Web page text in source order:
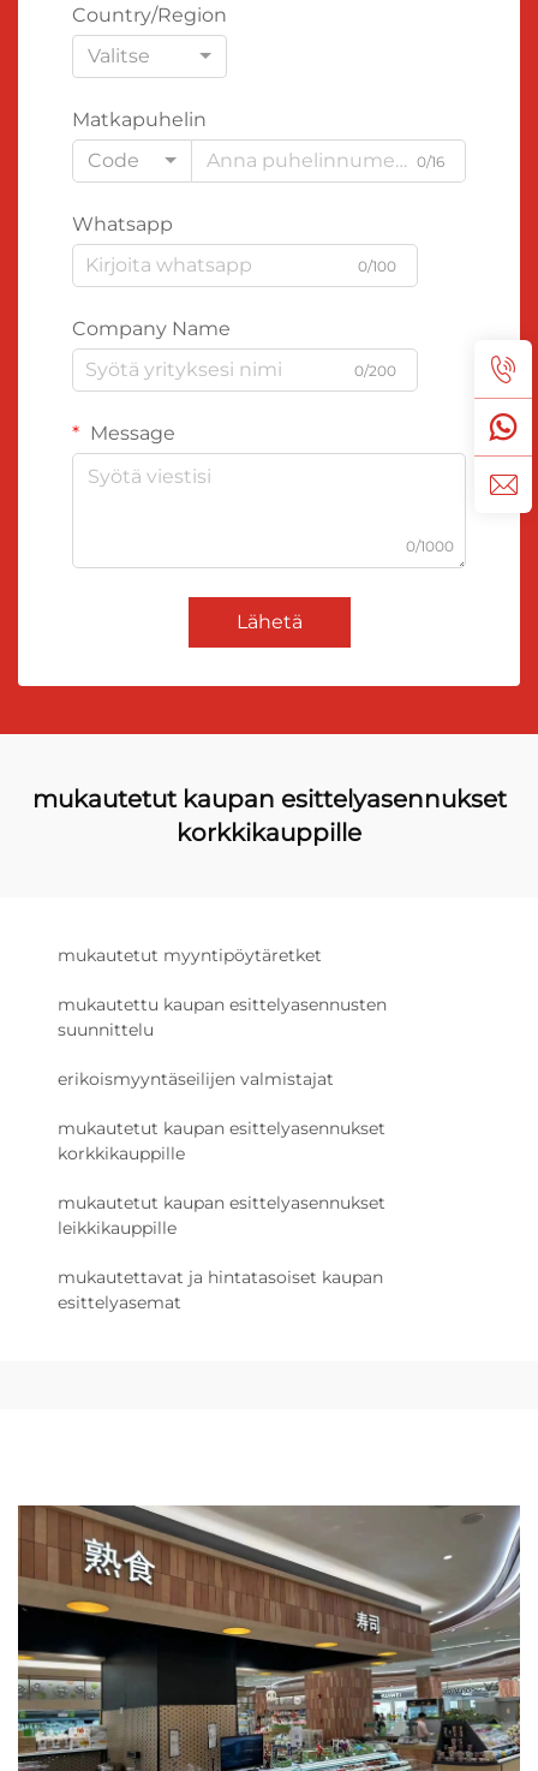
Country/Region
Valitse
Matkapuhelin
Code
0/16
Whatsapp
0/100
Company Name
0/200
Message
0/1000
Lähetä
mukautetut kaupan esittelyasennukset
korkkikauppille
mukautetut myyntipöytäretket
mukautettu kaupan esittelyasennusten
suunnittelu
erikoismyyntäseilijen valmistajat
mukautetut kaupan esittelyasennukset
korkkikauppille
mukautetut kaupan esittelyasennukset
leikkikauppille
mukautettavat ja hintatasoiset kaupan
esittelyasemat